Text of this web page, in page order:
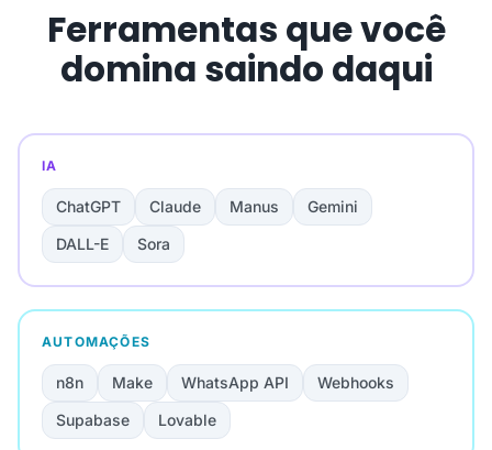
Ferramentas que você
domina saindo daqui
IA
ChatGPT Claude Manus
Gemini
DALL-E
Sora
AUTOMAÇÕES
n8n Make WhatsApp API
Webhooks
Supabase
Lovable